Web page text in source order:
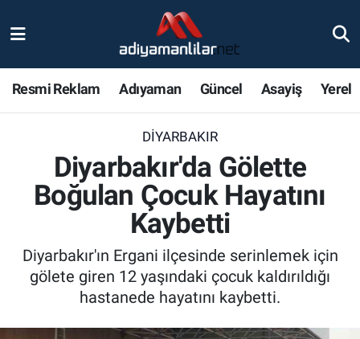
Resmi Reklam Adıyaman Güncel Asayiş Yerel
DIYARBAKIR
Diyarbakır'da Gölette
Boğulan Çocuk Hayatını
Kaybetti
Diyarbakır'ın Ergani ilçesinde serinlemek için
gölete giren 12 yaşındaki çocuk kaldırıldığı
hastanede hayatını kaybetti.
Magazin
Bölge Haberleri
Gündem
Asayiş
Nöbetçi Eczaneler
Adiyaman Namaz Vakitleri
Trafik Durumu
Süper Lig Puan Durumu ve Fikstür
Tüm Manşetler
Son Dakika Haberleri